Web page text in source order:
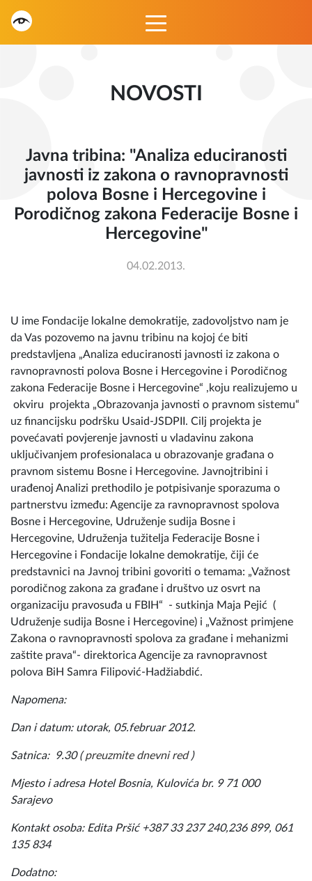
NOVOSTI
Javna tribina: "Analiza educiranosti
javnosti iz zakona o ravnopravnosti
polova Bosne i Hercegovine i
Porodičnog zakona Federacije Bosne i
Hercegovine"
04.02.2013.
U ime Fondacije lokalne demokratije, zadovoljstvo nam je
da Vas pozovemo na javnu tribinu na kojoj će biti
predstavljena „Analiza educiranosti javnosti iz zakona o
ravnopravnosti polova Bosne i Hercegovine i Porodičnog
zakona Federacije Bosne i Hercegovine“ ,koju realizujemo u
okviru projekta „Obrazovanja javnosti o pravnom sistemu“
uz financijsku podršku Usaid-JSDPII. Cilj projekta je
povećavati povjerenje javnosti u vladavinu zakona
uključivanjem profesionalaca u obrazovanje građana o
pravnom sistemu Bosne i Hercegovine. Javnojtribini i
urađenoj Analizi prethodilo je potpisivanje sporazuma o
partnerstvu između: Agencije za ravnopravnost spolova
Bosne i Hercegovine, Udruženje sudija Bosne i
Hercegovine, Udruženja tužitelja Federacije Bosne i
Hercegovine i Fondacije lokalne demokratije, čiji će
predstavnici na Javnoj tribini govoriti o temama: „Važnost
porodičnog zakona za građane i društvo uz osvrt na
organizaciju pravosuđa u FBIH“ - sutkinja Maja Pejić (
Udruženje sudija Bosne i Hercegovine) i „Važnost primjene
Zakona o ravnopravnosti spolova za građane i mehanizmi
zaštite prava“- direktorica Agencije za ravnopravnost
polova BiH Samra Filipović-Hadžiabdić.
Napomena:
Dan i datum: utorak, 05.februar 2012.
Satnica: 9.30 (preuzmite dnevni red)
Mjesto i adresa Hotel Bosnia, Kulovića br. 9 71 000
Sarajevo
Kontakt osoba: Edita Pršić +387 33 237 240,236 899, 061
135 834
Dodatno: